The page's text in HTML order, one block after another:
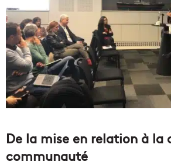
De la mise en relation à la
communauté